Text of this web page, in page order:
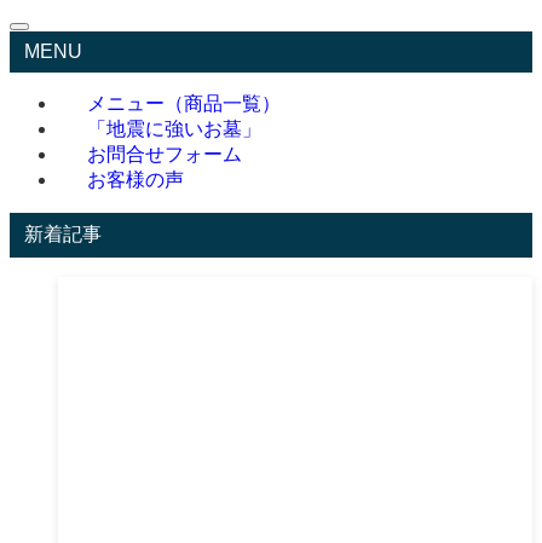
MENU
メニュー（商品一覧）
「地震に強いお墓」
お問合せフォーム
お客様の声
新着記事